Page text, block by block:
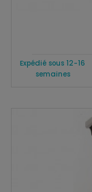
Expédié sous 12-16
semaines